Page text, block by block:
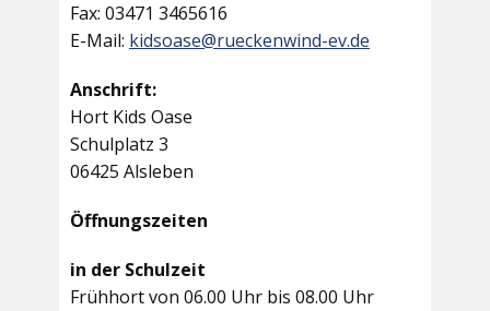
Fax: 03471 3465616
E-Mail: kidsoase@rueckenwind-ev.de
Anschrift:
Hort Kids Oase
Schulplatz 3
06425 Alsleben
Öffnungszeiten
in der Schulzeit
Frühhort von 06.00 Uhr bis 08.00 Uhr